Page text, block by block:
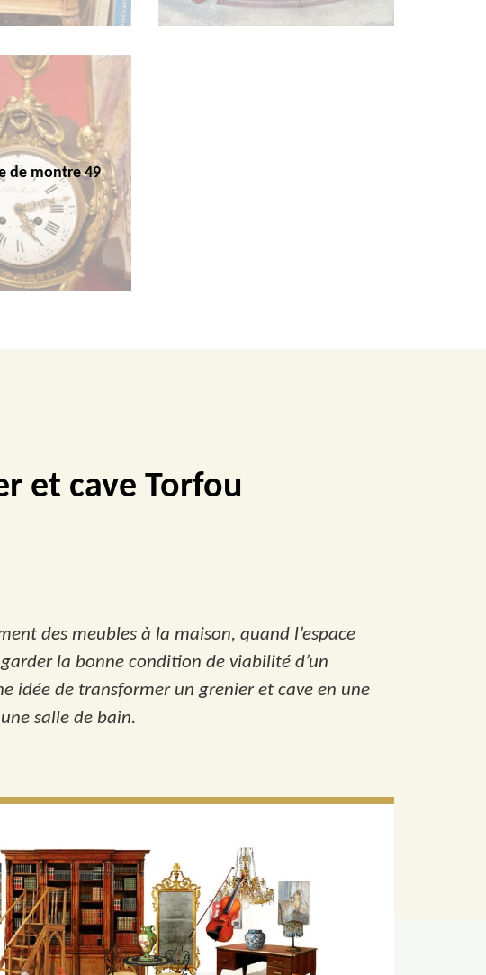
de montre 49
et cave Torfou
des meubles à la maison, quand l’espace
la bonne condition de viabilité d’un
idée de transformer un grenier et cave en une
salle de bain.